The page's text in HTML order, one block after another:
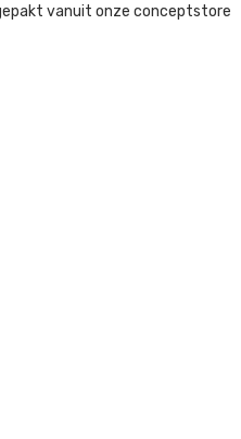
vanuit onze conceptstore